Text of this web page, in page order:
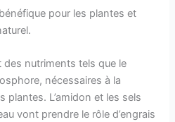
pour les plantes et
nutriments tels que le
nécessaires à la
plantes. L’amidon et les sels
vont prendre le rôle d’engrais